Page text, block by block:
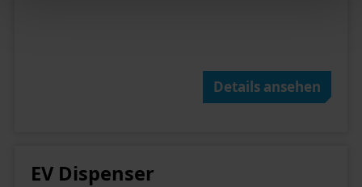
Details ansehen
EV Dispenser